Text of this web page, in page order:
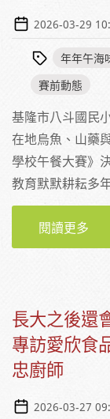
2026-03-29
年年午海
賽前動態
基隆市八斗國民
在地烏魚、山藥
學校午餐大賽》
教育默默耕耘多
閱讀更多
長大之後還
專訪愛欣食
忠廚師
2026-03-27